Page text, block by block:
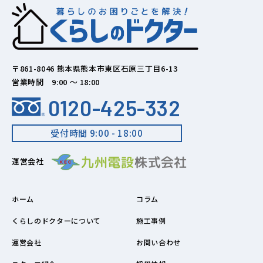
〒861-8046 熊本県熊本市東区石原三丁目6-13
営業時間 9:00 ～ 18:00
0120-425-332
受付時間 9:00 - 18:00
運営会社
ホーム
くらしのドクターについて
運営会社
コラム
施工事例
お問い合わせ